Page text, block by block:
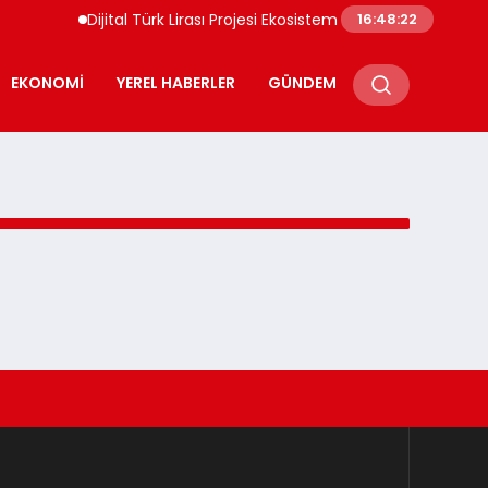
Dijital Türk Lirası Projesi Ekosistem Başvuruları
16:48:22
EKONOMI YEREL HABERLER GÜNDEM